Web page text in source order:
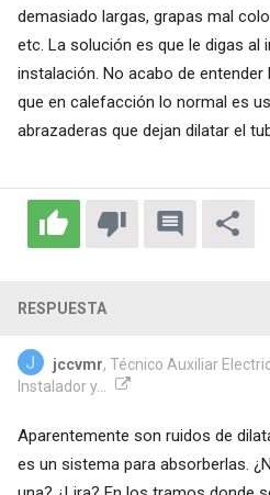
demasiado largas, grapas mal
etc. La solución es que le digas al
instalación. No acabo de
que en calefacción lo normal es
abrazaderas que dejan dilatar el
RESPUESTA
jccvmr, Técnico Auxiliar
Instalador y...
Aparentemente son ruidos de
es un sistema para absorberlas.